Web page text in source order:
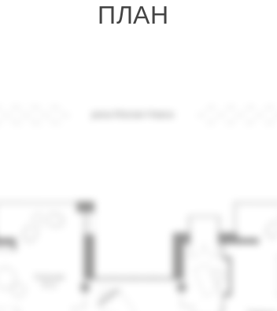
ПЛАН